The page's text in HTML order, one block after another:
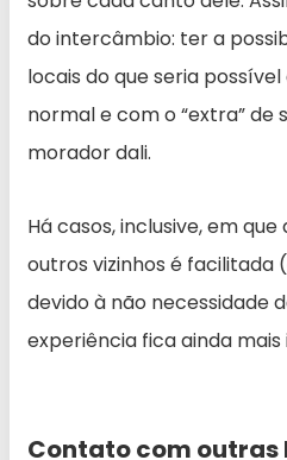
do intercâmbio: ter a
locais do que seria
normal e com o “extra” de
morador dali.
Há casos, inclusive, em
outros vizinhos é facilitada
devido à não necessidade
experiência fica ainda
Contato com outras